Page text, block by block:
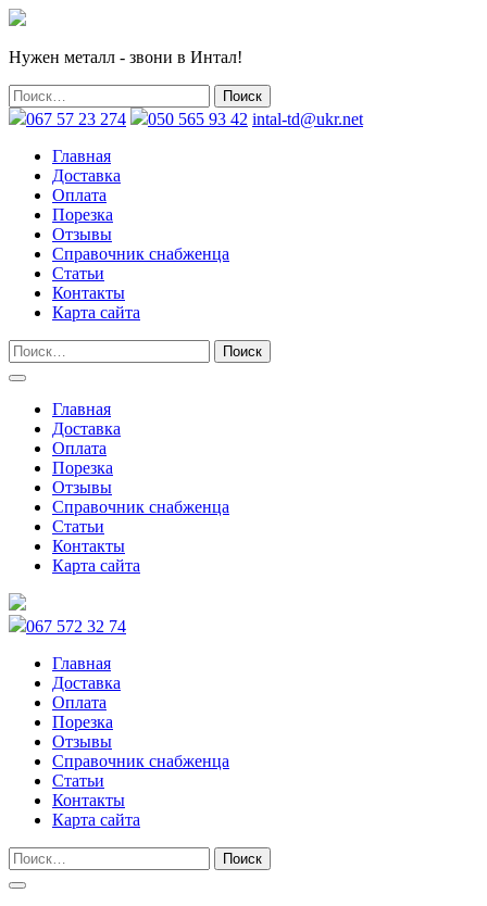
Нужен металл - звони в Интал!
067 57 23 274 050 565 93 42 intal-td@ukr.net
Главная
Доставка
Оплата
Порезка
Отзывы
Справочник снабженца
Статьи
Контакты
Карта сайта
Главная
Доставка
Оплата
Порезка
Отзывы
Справочник снабженца
Статьи
Контакты
Карта сайта
067 572 32 74
Главная
Доставка
Оплата
Порезка
Отзывы
Справочник снабженца
Статьи
Контакты
Карта сайта